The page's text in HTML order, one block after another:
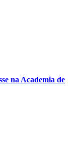
na Academia de